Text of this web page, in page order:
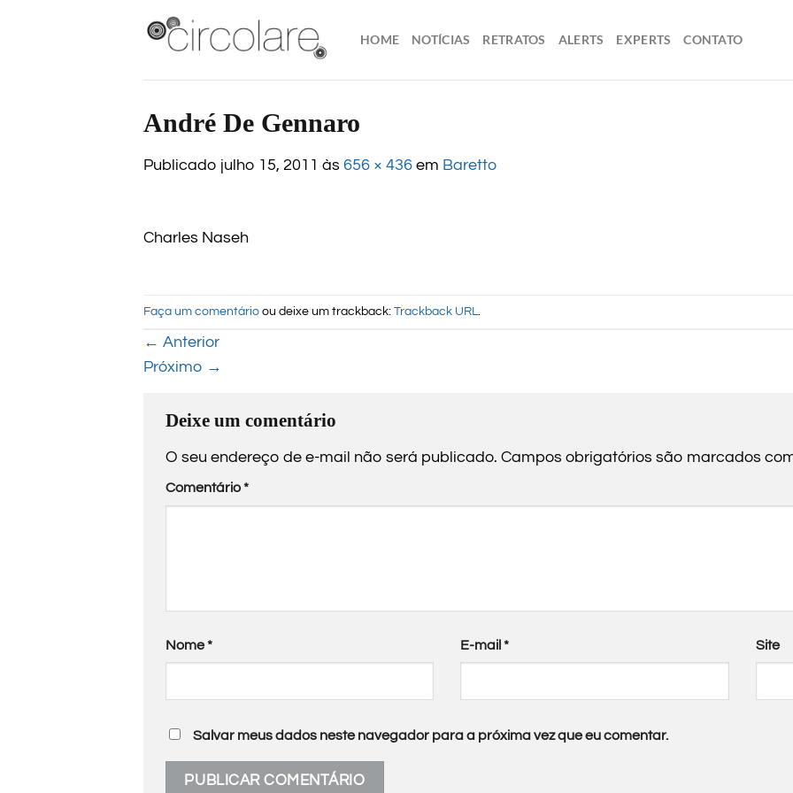
HOME NOTÍCIAS RETRATOS ALERTS EXPERTS CONTATO
André De Gennaro
Publicado julho 15, 2011 às 656 × 436 em Baretto
Charles Naseh
Faça um comentário ou deixe um trackback: Trackback URL
← Anterior
Próximo →
Deixe um comentário
O seu endereço de e-mail não será publicado. Campos obrigatórios são marcados
Comentário*
Nome* E-mail* Site
Salvar meus dados neste navegador para a próxima vez que eu comentar.